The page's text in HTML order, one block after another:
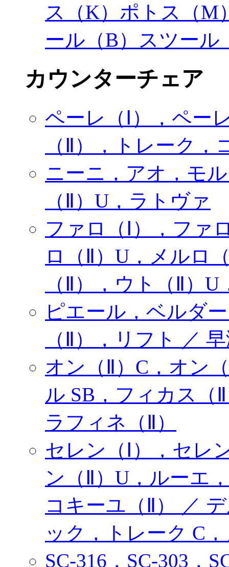
ス（K）ポトス（M
ール（B）スツー
カウンターチェア
ペーレ（Ⅰ），ペー
（Ⅱ），トレーク
ニーニ，アオ，モ
（Ⅱ）U，ラトヴァ
ファロ（Ⅰ），ファ
ロ（Ⅱ）U，メルロ
（Ⅱ），ウト（Ⅱ）
ピエール，ベルダ
（Ⅱ），リフト ／
オン（Ⅱ）C，オン
ル SB，フィカス（
ラフィネ（Ⅱ）
セレン（Ⅰ），セレ
ン（Ⅱ）U，ルーエ
コキーユ（Ⅱ） ／
ック，トレーク C
SC-316，SC-303，